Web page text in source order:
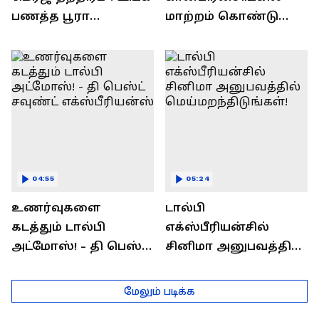
பணத்த பூரா
எப்படினு
தெரிஞ்சுக்கணுமா?
மாற்றம் கொண்டு
PC"
உணர்வுகளை
கடத்தும் டால்பி
அட்மோஸ்! - தி பெஸ்ட்
எக்ஸ்பீரியன்ஸ்
04:55
டால்பி
எக்ஸ்பீரியன்சில்
சினிமா அனுபவத்தில்
05:24
மேலும் படிக்க